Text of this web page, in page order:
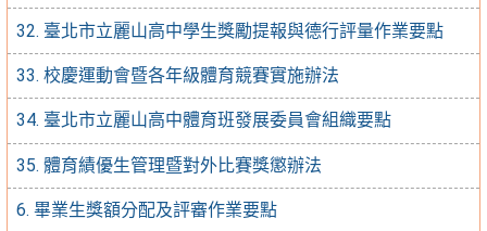
32. 臺北市立麗山高中學生獎勵提報與德行評量作業要點
33. 校慶運動會暨各年級體育競賽實施辦法
34. 臺北市立麗山高中體育班發展委員會組織要點
35. 體育績優生管理暨對外比賽獎懲辦法
6. 畢業生獎額分配及評審作業要點